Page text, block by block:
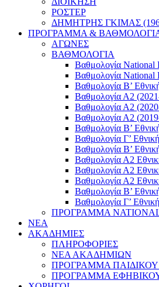
ΡΟΣΤΕΡ
ΔΗΜΗΤΡΗΣ ΓΚΙΜΑΣ
ΠΡΟΓΡΑΜΜΑ &
ΑΓΩΝΕΣ
ΒΑΘΜΟΛΟΓΙΑ
Βαθμολογία National
Βαθμολογία National
Βαθμολογία Β’
Βαθμολογία Α2
Βαθμολογία Α2
Βαθμολογία Α2
Βαθμολογία B’
Βαθμολογία Γ’
Βαθμολογία Β’
Βαθμολογία Α2
Βαθμολογία Α2
Βαθμολογία Α2
Βαθμολογία Β’
Βαθμολογία Γ’
ΠΡΟΓΡΑΜΜΑ NATIONAL
ΝΕΑ
ΑΚΑΔΗΜΙΕΣ
ΠΛΗΡΟΦΟΡΙΕΣ
ΝΕΑ ΑΚΑΔΗΜΙΩΝ
ΠΡΟΓΡΑΜΜΑ ΠΑΙΔΙΚΟΥ
ΠΡΟΓΡΑΜΜΑ ΕΦΗΒΙΚΟΥ